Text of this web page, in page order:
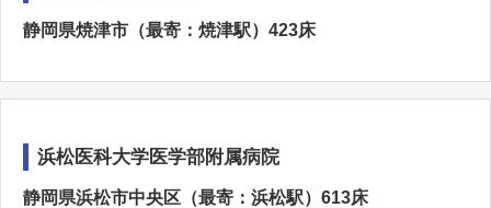
静岡県焼津市（最寄：焼津駅）423床
浜松医科大学医学部附属病院
静岡県浜松市中央区（最寄：浜松駅）613床